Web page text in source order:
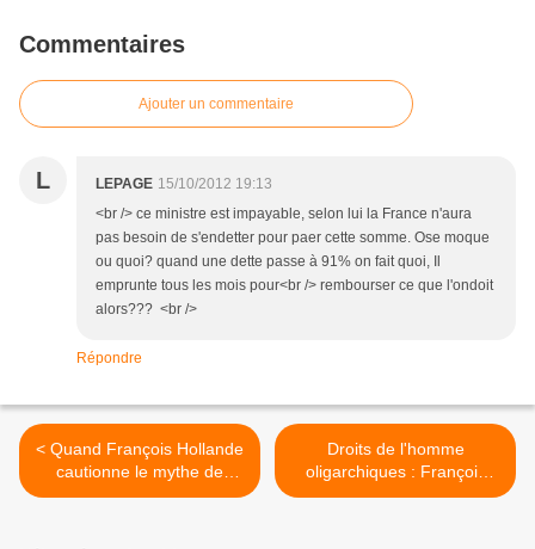
Commentaires
Ajouter un commentaire
L LEPAGE 15/10/2012 19:13
<br /> ce ministre est impayable, selon lui la France n'aura
pas besoin de s'endetter pour paer cette somme. Ose moque
ou quoi? quand une dette passe à 91% on fait quoi, Il
emprunte tous les mois pour<br /> rembourser ce que l'ondoit
alors??? <br />
Répondre
< Quand François Hollande
cautionne le mythe de
Gorée (Bernard Lugan)
Droits de l'homme
oligarchiques : François
Hollande traite les Africains